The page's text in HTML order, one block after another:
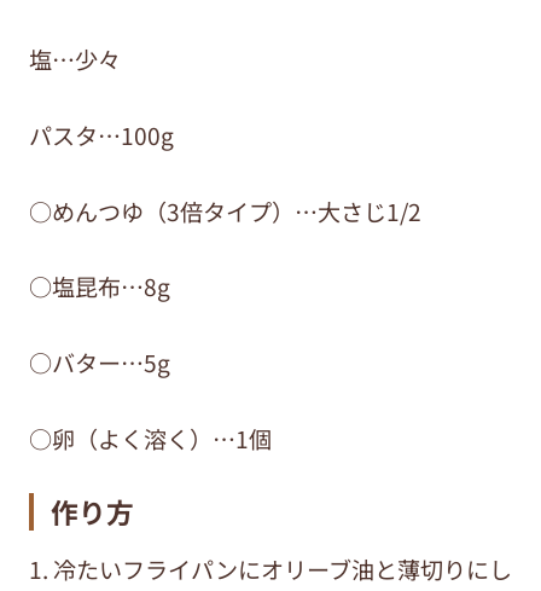
塩…少々
パスタ…100g
○めんつゆ（3倍タイプ）…大さじ1/2
○塩昆布…8g
○バター…5g
○卵（よく溶く）…1個
作り方
1. 冷たいフライパンにオリーブ油と薄切りにし